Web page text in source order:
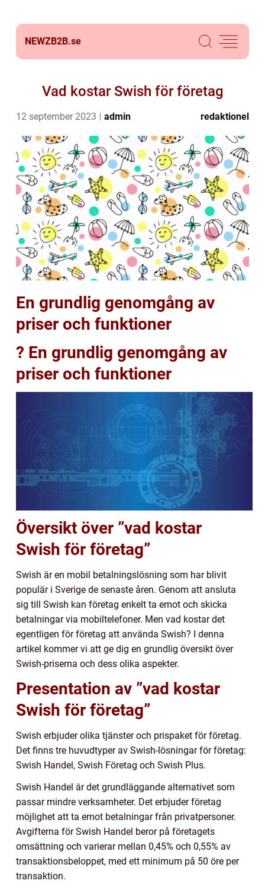
NEWZB2B.se
Vad kostar Swish för företag
12 september 2023 admin redaktionel
En grundlig genomgång av
priser och funktioner
? En grundlig genomgång av
priser och funktioner
Översikt över ”vad kostar
Swish för företag”
Swish är en mobil betalningslösning som har blivit
populär i Sverige de senaste åren. Genom att ansluta
sig till Swish kan företag enkelt ta emot och skicka
betalningar via mobiltelefoner. Men vad kostar det
egentligen för företag att använda Swish? I denna
artikel kommer vi att ge dig en grundlig översikt över
Swish-priserna och dess olika aspekter.
Presentation av ”vad kostar
Swish för företag”
Swish erbjuder olika tjänster och prispaket för företag.
Det finns tre huvudtyper av Swish-lösningar för företag:
Swish Handel, Swish Företag och Swish Plus.
Swish Handel är det grundläggande alternativet som
passar mindre verksamheter. Det erbjuder företag
möjlighet att ta emot betalningar från privatpersoner.
Avgifterna för Swish Handel beror på företagets
omsättning och varierar mellan 0,45% och 0,55% av
transaktionsbeloppet, med ett minimum på 50 öre per
transaktion.